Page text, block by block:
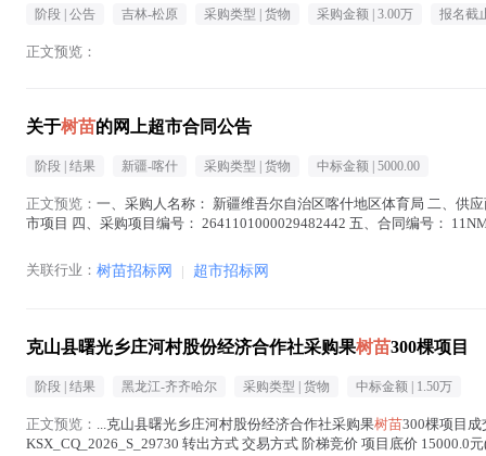
阶段 | 公告 吉林-松原 采购类型 | 货物 采购金额 | 3.00万 报名截
正文预览：
关于树苗的网上超市合同公告
阶段 | 结果 新疆-喀什 采购类型 | 货物 中标金额 | 5000.00
正文预览： 一、采购人名称： 新疆维吾尔自治区喀什地区体育局 二、供
市项目 四、采购项目编号： 2641101000029482442 五、合同编号：
关联行业： 树苗招标网 | 超市招标网
克山县曙光乡庄河村股份经济合作社采购果树苗300棵项目
阶段 | 结果 黑龙江-齐齐哈尔 采购类型 | 货物 中标金额 | 1.50万
正文预览： ...克山县曙光乡庄河村股份经济合作社采购果树苗300棵项目
KSX_CQ_2026_S_29730 转出方式 交易方式 阶梯竞价 项目底价